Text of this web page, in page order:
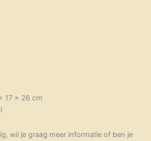
17 x 26 cm
wil je graag meer informatie of ben je